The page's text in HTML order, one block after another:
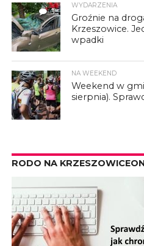
3
WYDARZENIA
Groźnie na
Krzeszowice.
wpadki
NA WEEKEND
Weekend w
sierpnia).
RODO NA